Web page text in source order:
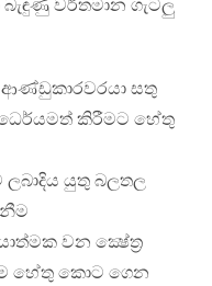
බැඳුණු වර්තමාන ගැටලු
සතු
කිරීමට හේතු
ලබාදිය යුතු බලතල
වන ක්‍ෂේත්‍ර
හේතු කොට ගෙන